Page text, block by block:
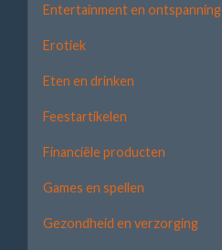
Entertainment en ontspanning
Erotiek
Eten en drinken
Feestartikelen
Financiële producten
Games en spellen
Gezondheid en verzorging